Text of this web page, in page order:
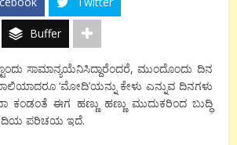
Buffer
ಸಾಮಾನ್ಯಯೆನಿಸಿದ್ದಾರೆಂದರೆ, ಮುಂದೊಂದು ದಿನ
‘ಮೋದಿ’ಯನ್ನು ಕೇಳು ಎನ್ನುವ ದಿನಗಳು
ಕಂಡಂತೆ ಈಗ ಹಣ್ಣು ಹಣ್ಣು ಮುದುಕರಿಂದ ಬುದ್ಧಿ
ಪರಿಚಯ ಇದೆ.